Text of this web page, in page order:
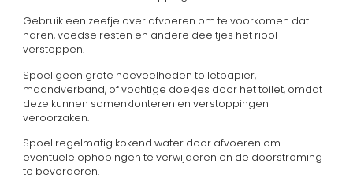
Gebruik een zeefje over afvoeren om te voorkomen dat
haren, voedselresten en andere deeltjes het riool
verstoppen.
Spoel geen grote hoeveelheden toiletpapier,
maandverband, of vochtige doekjes door het toilet, omdat
deze kunnen samenklonteren en verstoppingen
veroorzaken.
Spoel regelmatig kokend water door afvoeren om
eventuele ophopingen te verwijderen en de doorstroming
te bevorderen.